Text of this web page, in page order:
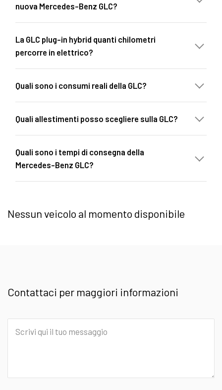
nuova Mercedes-Benz GLC?
La GLC plug-in hybrid quanti chilometri
percorre in elettrico?
Quali sono i consumi reali della GLC?
Quali allestimenti posso scegliere sulla GLC?
Quali sono i tempi di consegna della
Mercedes-Benz GLC?
Nessun veicolo al momento disponibile
Contattaci per maggiori informazioni
Scrivi